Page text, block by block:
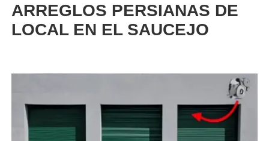
ARREGLOS PERSIANAS DE
LOCAL EN EL SAUCEJO